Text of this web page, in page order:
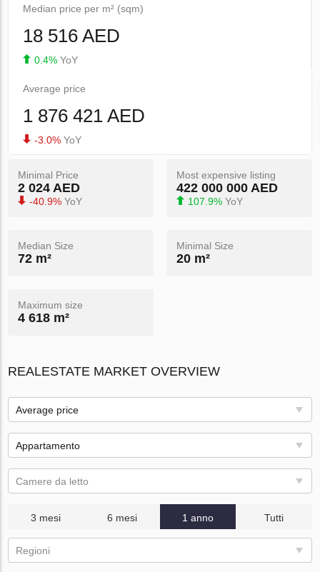
Median price per m² (sqm)
18 516 AED
0.4% YoY
Average price
1 876 421 AED
-3.0% YoY
Minimal Price
2 024 AED
-40.9% YoY
Most expensive listing
422 000 000 AED
107.9% YoY
Median Size
72 m²
Minimal Size
20 m²
Maximum size
4 618 m²
REALESTATE MARKET OVERVIEW
Average price
Appartamento
Camere da letto
3 mesi 6 mesi 1 anno Tutti
Regioni